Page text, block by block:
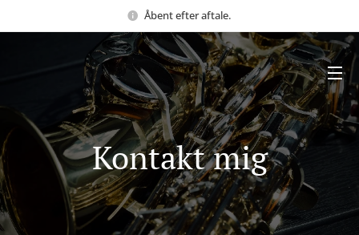
Åbent efter aftale.
Kontakt mig